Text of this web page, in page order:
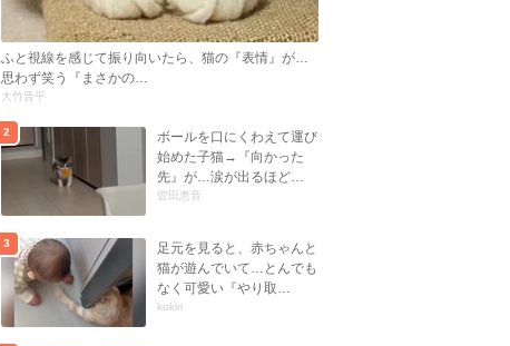
ふと視線を感じて振り向いたら、猫の『表情』が…
思わず笑う『まさかの…
大竹晋平
2
ボールを口にくわえて運び
始めた子猫→『向かった
先』が…涙が出るほど…
曽田恵音
3
足元を見ると、赤ちゃんと
猫が遊んでいて…とんでも
なく可愛い『やり取…
kokiri